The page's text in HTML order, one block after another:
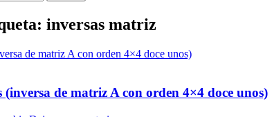
inversas matriz
(inversa de matriz A con orden 4×4 doce unos)